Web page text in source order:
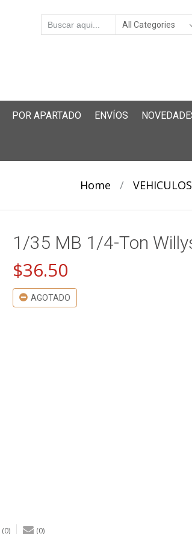
POR APARTADO ENVÍOS
Home / VEHICULOS
1/35 MB 1/4-Ton
$36.50
AGOTADO
(0) (0)